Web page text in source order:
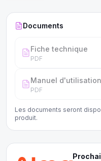
Documents
Fiche technique
PDF
Manuel d'utilisation
PDF
Les documents seront
produit.